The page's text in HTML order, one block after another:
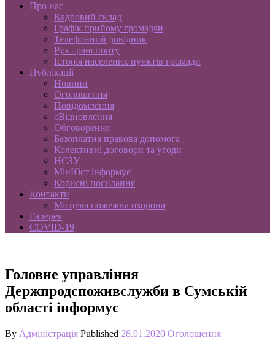
Про нас
Кадровий склад
Графік прийому громадян
Телефонний довідник
Рух транспорту
Історія населених пунктів громади
Публікації
Новини
Оголошення
Повідомлення
єВідновлення
Обговорення
Безоплатна правова допомога
Колективні договори та угоди
НСЗУ
МінЮст інформує
Корисні посилання
Контакти
Місцева пожежна охорона
Галерея
COVID-19
Головне управління
Держпродспоживслужби в Сумській
області інформує
By Адміністрація Published 28.01.2020 Оголошення